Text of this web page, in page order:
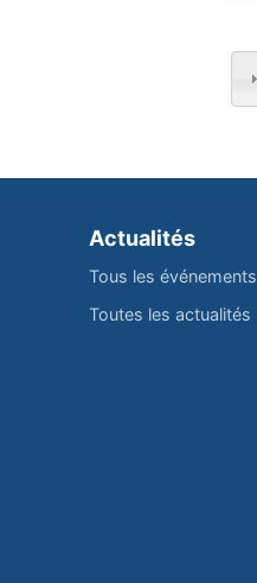
Actualités
Tous les événements
Toutes les actualités